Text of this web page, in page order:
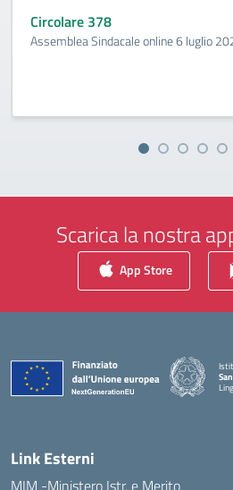
Circolare 378
Assemblea Sindacale online 6 luglio
Scarica la nostra
App Store
—
Link Esterni
MIM -Ministero Istr. e Merito